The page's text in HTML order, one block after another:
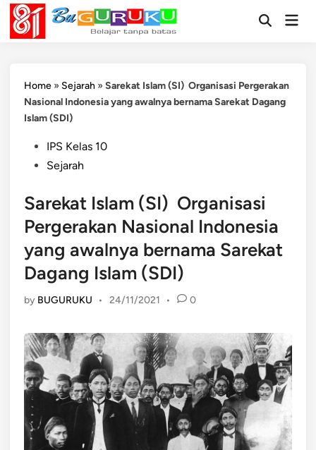
Skip
content
OpenMain
Home » Sejarah »Sarekat Islam (SI) Organisasi Pergerakan
Nasional Indonesia yang awalnya bernama Sarekat Dagang
Islam (SDI)
PostedIPS Kelas 10
Sejarah
Sarekat Islam (SI) Organisasi
Pergerakan Nasional Indonesia
yang awalnya bernama Sarekat
Dagang Islam (SDI)
by BUGURUKU • 24/11/2021 • 0